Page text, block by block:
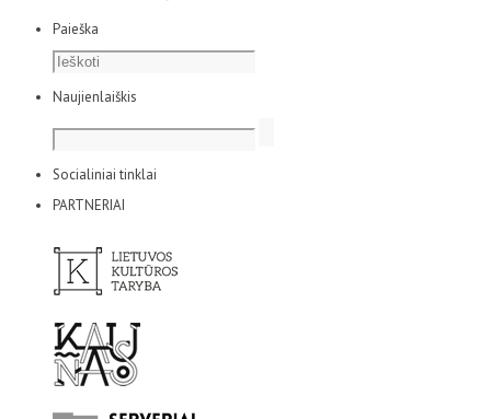
Paieška
Naujienlaiškis
Socialiniai tinklai
PARTNERIAI